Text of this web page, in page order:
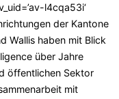
l4cqa53i‘
der Kantone
Wallis haben mit Blick
über Jahre
öffentlichen Sektor
mit